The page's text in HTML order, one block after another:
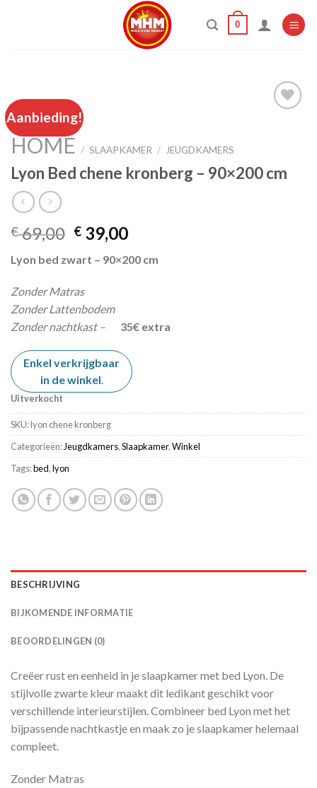
0
Aanbieding!
HOME / SLAAPKAMER / JEUGDKAMERS
Lyon Bed chene kronberg – 90×200 cm
€69,00 Oorspronkelijke
prijs
was:
€ 39,00Huidige
is:
Lyon bed zwart – 90×200 cm
Zonder Matras
Zonder Lattenbodem
Zonder nachtkast –
35€ extra
Enkel verkrijgbaar
in de winkel.
Uitverkocht
SKU:lyon chene kronberg
Categorieën: Jeugdkamers,Slaapkamer,Winkel
Tags:bed,lyon
BESCHRIJVING
BIJKOMENDE INFORMATIE
BEOORDELINGEN (0)
Creëer rust en eenheid in je slaapkamer met bed Lyon. De
stijlvolle zwarte kleur maakt dit ledikant geschikt voor
verschillende interieurstijlen. Combineer bed Lyon met het
bijpassende nachtkastje en maak zo je slaapkamer helemaal
compleet.
Zonder Matras